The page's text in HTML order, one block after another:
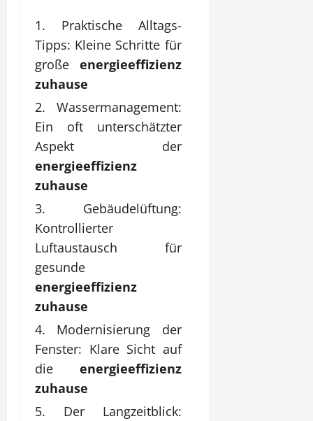
Praktische Alltags-
Tipps: Kleine Schritte für
große energieeffizienz
zuhause
Wassermanagement:
Ein oft unterschätzter
Aspekt der
energieeffizienz
zuhause
Gebäudelüftung:
Kontrollierter
Luftaustausch für
gesunde
energieeffizienz
zuhause
Modernisierung der
Fenster: Klare Sicht auf
die energieeffizienz
zuhause
Der Langzeitblick: